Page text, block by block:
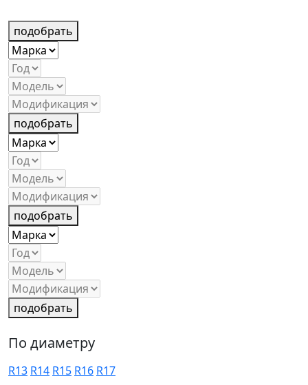
подобрать
подобрать
подобрать
подобрать
По диаметру
R13 R14 R15 R16 R17